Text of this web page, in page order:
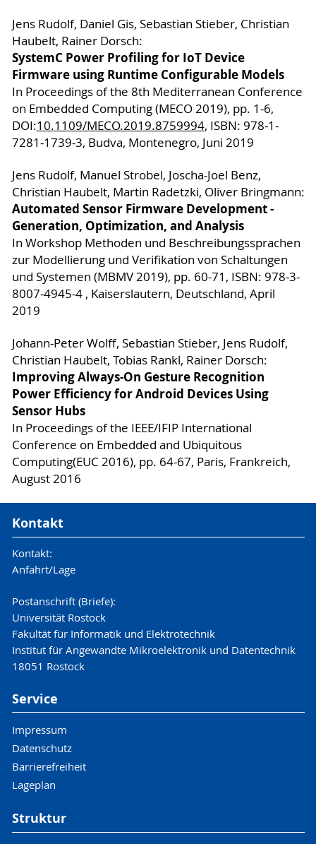
Jens Rudolf, Daniel Gis, Sebastian Stieber, Christian
Haubelt, Rainer Dorsch:
SystemC Power Profiling for IoT Device
Firmware using Runtime Configurable Models
In Proceedings of the 8th Mediterranean Conference
on Embedded Computing (MECO 2019), pp. 1-6,
DOI:10.1109/MECO.2019.8759994, ISBN: 978-1-
7281-1739-3, Budva, Montenegro, Juni 2019
Jens Rudolf, Manuel Strobel, Joscha-Joel Benz,
Christian Haubelt, Martin Radetzki, Oliver Bringmann:
Automated Sensor Firmware Development -
Generation, Optimization, and Analysis
In Workshop Methoden und Beschreibungssprachen
zur Modellierung und Verifikation von Schaltungen
und Systemen (MBMV 2019), pp. 60-71, ISBN: 978-3-
8007-4945-4 , Kaiserslautern, Deutschland, April
2019
Johann-Peter Wolff, Sebastian Stieber, Jens Rudolf,
Christian Haubelt, Tobias Rankl, Rainer Dorsch:
Improving Always-On Gesture Recognition
Power Efficiency for Android Devices Using
Sensor Hubs
In Proceedings of the IEEE/IFIP International
Conference on Embedded and Ubiquitous
Computing(EUC 2016), pp. 64-67, Paris, Frankreich,
August 2016
Kontakt
Kontakt:
Anfahrt/Lage
Postanschrift (Briefe):
Universität Rostock
Fakultät für Informatik und Elektrotechnik
Institut für Angewandte Mikroelektronik und Datentechnik
18051 Rostock
Service
Impressum
Datenschutz
Barrierefreiheit
Lageplan
Struktur